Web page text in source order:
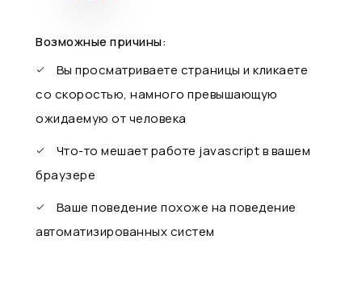
Возможные причины:
Вы просматриваете страницы и кликаете
со скоростью, намного превышающую
ожидаемую от человека
Что-то мешает работе javascript в вашем
браузере
Ваше поведение похоже на поведение
автоматизированных систем